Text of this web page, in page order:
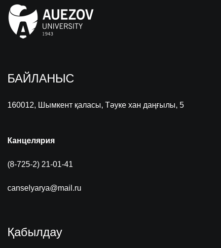
БАЙЛАНЫС
160012, Шымкент қаласы, Тәуке хан даңғылы, 5
Канцелярия
(8-725-2) 21-01-41
canselyarya@mail.ru
Қабылдау